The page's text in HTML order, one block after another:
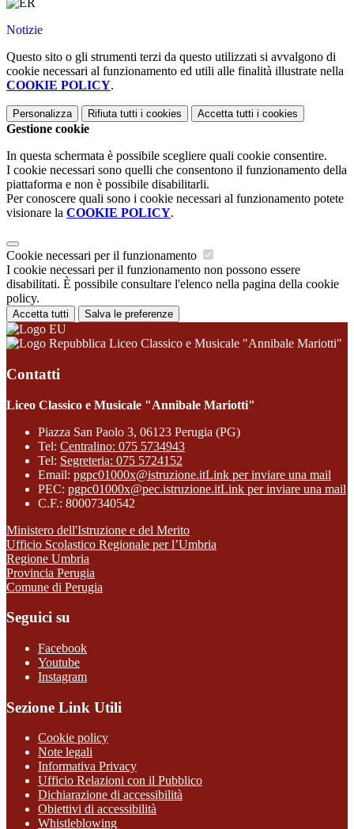
Notizie
Questo sito o gli strumenti terzi da questo utilizzati si avvalgono di
cookie necessari al funzionamento ed utili alle finalità illustrate nella
COOKIE POLICY.
Personalizza Rifiuta tutti i cookies Accetta tutti i cookies
Gestione cookie
In questa schermata è possibile scegliere quali cookie consentire.
I cookie necessari sono quelli che consentono il funzionamento della
piattaforma e non è possibile disabilitarli.
Per conoscere quali sono i cookie necessari al funzionamento potete
visionare la COOKIE POLICY.
Cookie necessari per il funzionamento
I cookie necessari per il funzionamento non possono essere
disabilitati. È possibile consultare l'elenco nella pagina della cookie
policy.
Accetta tutti Salva le preferenze
Liceo Classico e Musicale "Annibale Mariotti"
Contatti
Liceo Classico e Musicale "Annibale Mariotti"
Piazza San Paolo 3, 06123 Perugia (PG)
Tel: Centralino: 075 5734943
Tel: Segreteria: 075 5724152
Email: pgpc01000x@istruzione.itLink per inviare una mail
PEC: pgpc01000x@pec.istruzione.itLink per inviare una mail
C.F.: 80007340542
Ministero dell'Istruzione e del Merito
Ufficio Scolastico Regionale per l’Umbria
Regione Umbria
Provincia Perugia
Comune di Perugia
Seguici su
Facebook
Youtube
Instagram
Sezione Link Utili
Cookie policy
Note legali
Informativa Privacy
Ufficio Relazioni con il Pubblico
Dichiarazione di accessibilità
Obiettivi di accessibilità
Whistleblowing